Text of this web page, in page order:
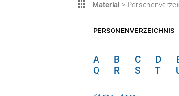
Material >
PERSONENVERZEICHNIS
A B C D
Q
R S T